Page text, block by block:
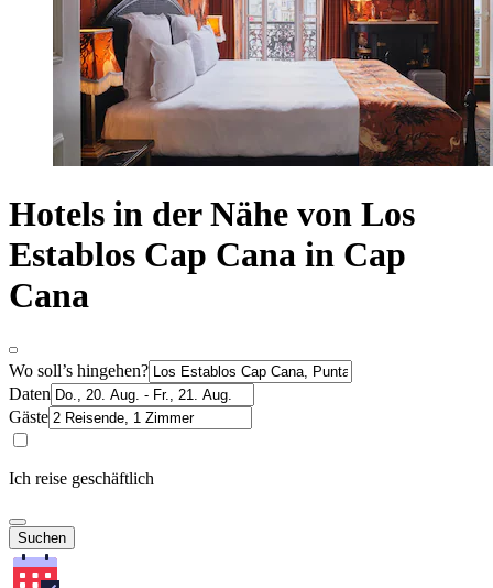
Hotels in der Nähe von Los
Establos Cap Cana in Cap
Cana
Wo soll’s hingehen?
Daten
Gäste
Ich reise geschäftlich
Suchen